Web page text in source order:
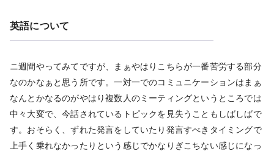
英語について
ニ週間やってみてですが、まぁやはりこちらが一番苦労する部分
なのかなぁと思う所です。一対一でのコミュニケーションはまぁ
なんとかなるのがやはり複数人のミーティングというところでは
中々大変で、今話されているトピックを見失うこともしばしばで
す。おそらく、ずれた発言をしていたり発言すべきタイミングで
上手く乗れなかったりという感じでかなりぎこちない感じになっ